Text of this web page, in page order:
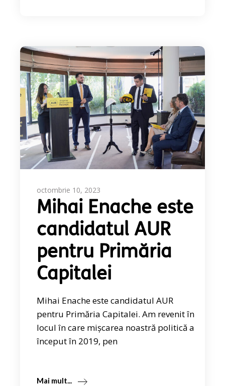
octombrie 10, 2023
Mihai Enache este
candidatul AUR
pentru Primăria
Capitalei
Mihai Enache este candidatul AUR
pentru Primăria Capitalei. Am revenit în
locul în care mișcarea noastră politică a
început în 2019, pen
Mai mult...